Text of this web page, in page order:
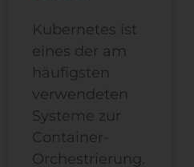
Kubernetes ist
eines der am
häufigsten
verwendeten
Systeme zur
Container-
Orchestrierung.